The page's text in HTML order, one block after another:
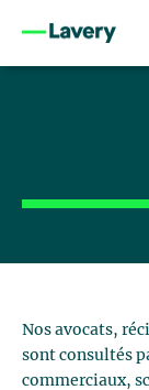
Nos avocats,
sont consultés
commerciaux,